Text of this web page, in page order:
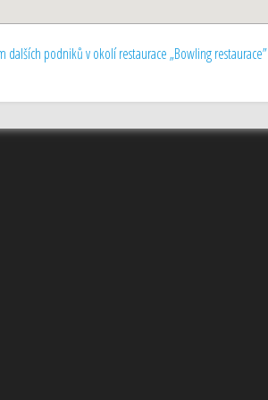
dalších podniků v okolí restaurace „Bowling restaurace”